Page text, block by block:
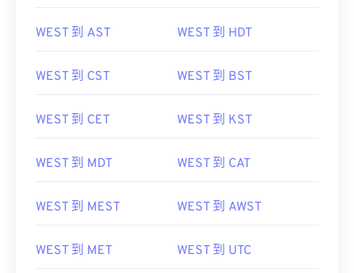
WEST 到 AST WEST 到 HDT
WEST 到 CST WEST 到 BST
WEST 到 CET WEST 到 KST
WEST 到 MDT WEST 到 CAT
WEST 到 MEST WEST 到 AWST
WEST 到 MET WEST 到 UTC